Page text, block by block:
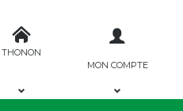
THONON
MON COMPTE